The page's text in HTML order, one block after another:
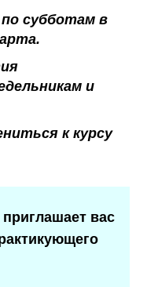
субботам в
и
к курсу
вас